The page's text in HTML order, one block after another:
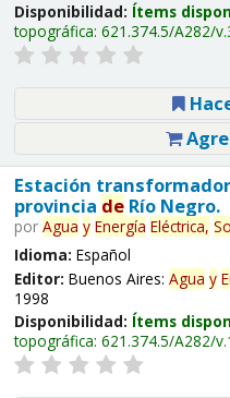
Disponibilidad: Ítems
topográfica: 621.374.5/A282/
Estación
provincia deRío Negro.
por Agua y Energía Eléctrica,
Idioma: Español
Editor: Buenos Aires: Agua y
1998
Disponibilidad: Ítems
topográfica: 621.374.5/A282/